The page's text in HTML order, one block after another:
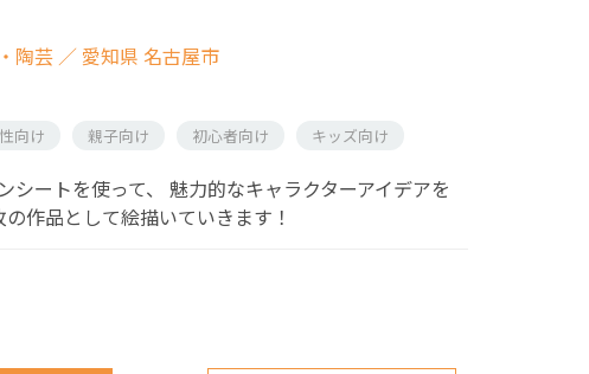
陶芸 ／ 愛知県 名古屋市
向け 親子向け 初心者向け キッズ向け
シートを使って、 魅力的なキャラクターアイデアを
作品として絵描いていきます！